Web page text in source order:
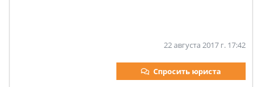
22 августа 2017 г. 17:42
Спросить юриста